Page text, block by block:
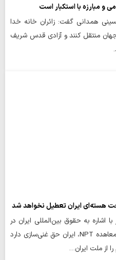
و مبارزه با استکبار است
همدانی گفت: زائران خانه خدا
جهان منتقل کنند و آزادی قدس شریف
هسته‌ای ایران تعطیل نخواهد شد
اشاره به حقوق بین‌المللی ایران در
زمینه صنعت هسته‌ای، گفت که طبق معاهده NPT، ایران حق غنی‌سازی دارد
از ملت ایران…